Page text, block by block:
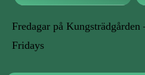
Fredagar på
Fridays